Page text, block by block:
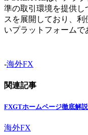
準の取引環境を提供
スを展開しており、
いプラットフォームで
-海外FX
関連記事
FXGTホームページ徹底解説
海外FX